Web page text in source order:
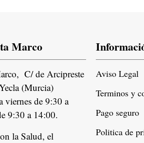
Marco
C/ de Arcipreste
(Murcia)
viernes de 9:30 a
9:30 a 14:00.
la Salud, el
Aviso Legal
Terminos y
Pago seguro
Politica de